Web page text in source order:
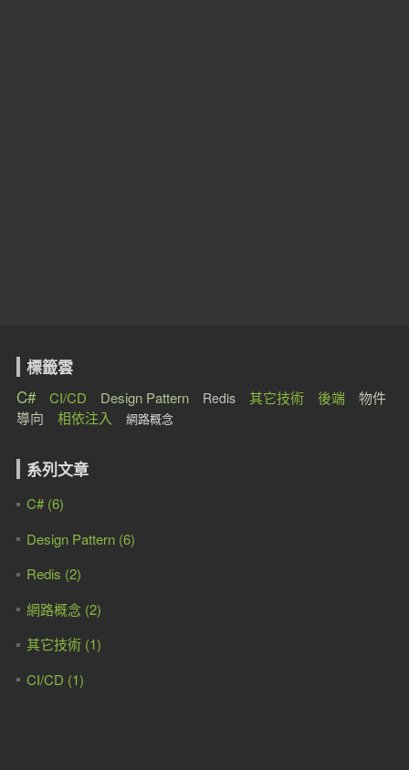
標籤雲
C# CI/CD Design Pattern Redis 其它技術 後端
物件
導向
相依注入 網路概念
系列文章
C# (6)
Design Pattern (6)
Redis (2)
網路概念 (2)
其它技術 (1)
CI/CD (1)